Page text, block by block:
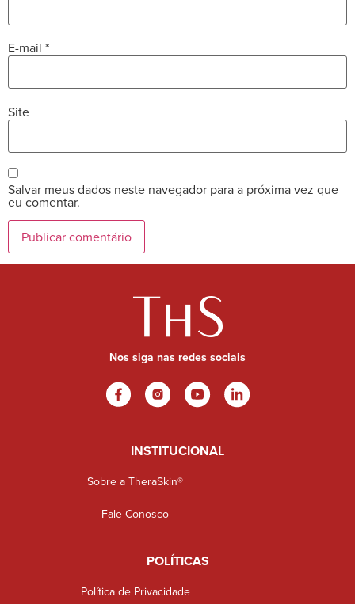
E-mail *
Site
Salvar meus dados neste navegador para a próxima vez que
eu comentar.
Nos siga nas redes sociais
INSTITUCIONAL
Sobre a TheraSkin®
Fale Conosco
POLÍTICAS
Política de Privacidade